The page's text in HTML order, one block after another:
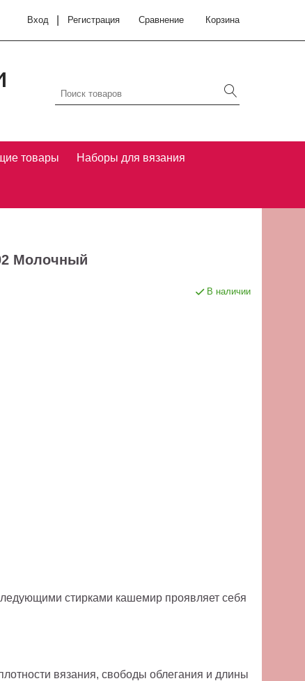
Вход Регистрация Сравнение Корзина
товары Наборы для вязания
Молочный
В наличии
стирками кашемир проявляет себя
вязания, свободы облегания и длины